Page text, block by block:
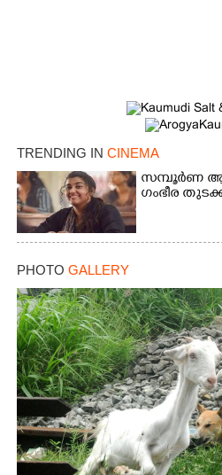
TRENDING IN CINEMA
സമ്പൂർണ
ഗംഭീര
PHOTO GALLERY